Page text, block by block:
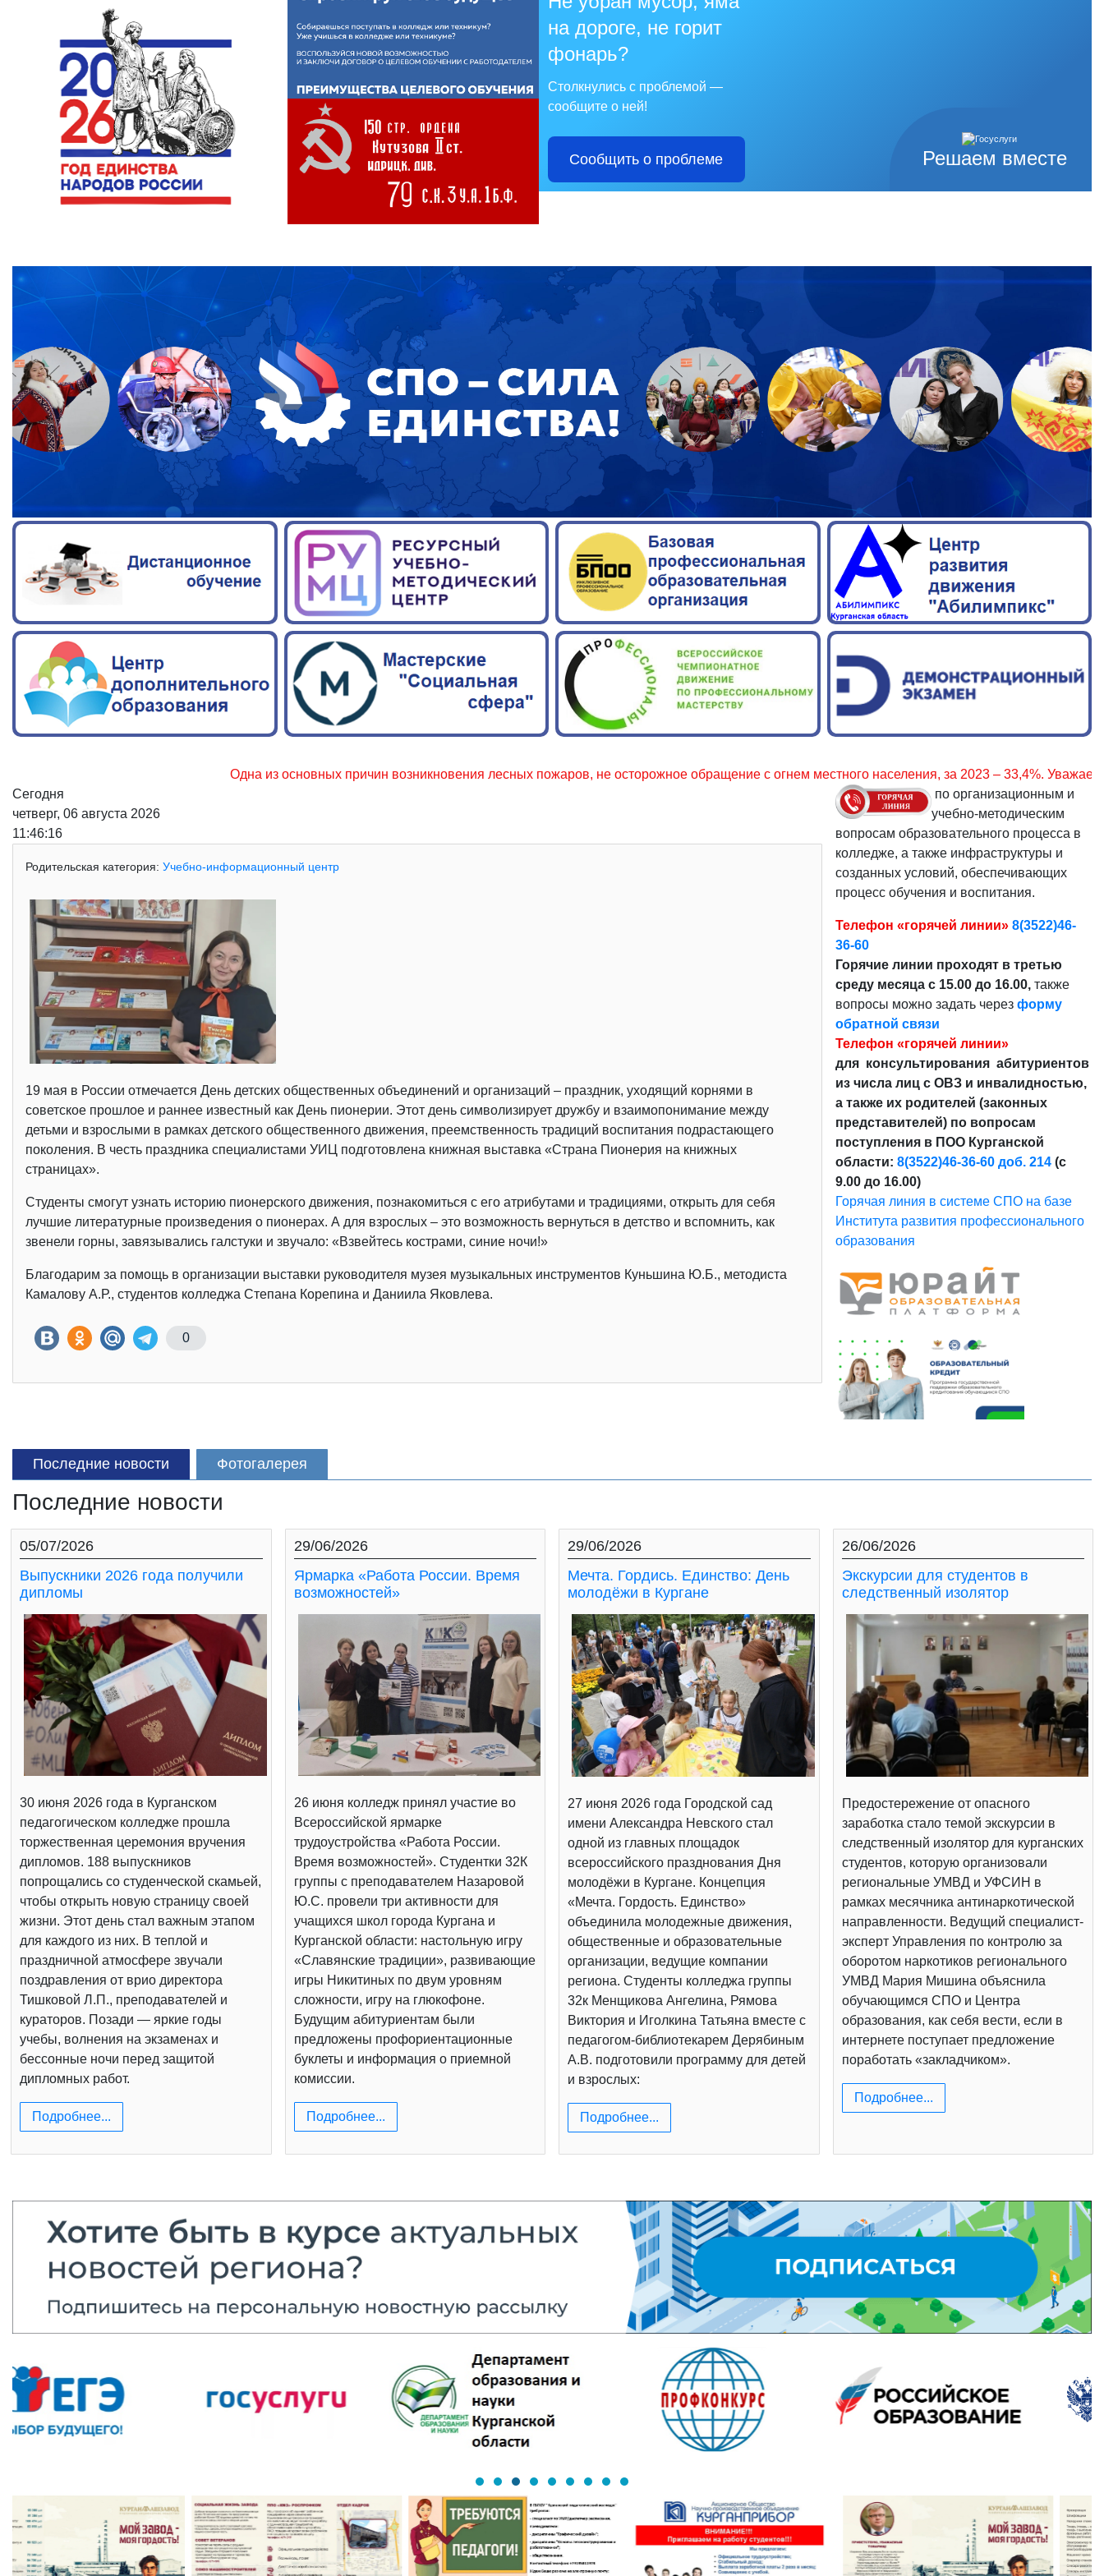
Решаем вместе
на дороге, не горит
фонарь?
Столкнулись с проблемой —
сообщите о ней!
Сообщить о проблеме
Одна из основных причин возникновения лесных пожаров, не осторожное обращение с огнем местного населения, за 2023 – 33,4%. Уважаемые граждане,
Сегодня
четверг, 06 августа 2026
11:46:17
Родительская категория: Учебно-информационный центр
19 мая в России отмечается День детских общественных объединений и организаций – праздник, уходящий корнями в
советское прошлое и раннее известный как День пионерии. Этот день символизирует дружбу и взаимопонимание между
детьми и взрослыми в рамках детского общественного движения, преемственность традиций воспитания подрастающего
поколения. В честь праздника специалистами УИЦ подготовлена книжная выставка «Страна Пионерия на книжных
страницах».
Студенты смогут узнать историю пионерского движения, познакомиться с его атрибутами и традициями, открыть для себя
лучшие литературные произведения о пионерах. А для взрослых – это возможность вернуться в детство и вспомнить, как
звенели горны, завязывались галстуки и звучало: «Взвейтесь кострами, синие ночи!»
Благодарим за помощь в организации выставки руководителя музея музыкальных инструментов Куньшина Ю.Б., методиста
Камалову А.Р., студентов колледжа Степана Корепина и Даниила Яковлева.
0
по организационным и
учебно-методическим
вопросам образовательного процесса в
колледже, а также инфраструктуры и
созданных условий, обеспечивающих
процесс обучения и воспитания.
Телефон «горячей линии» 8(3522)46-
36-60
Горячие линии проходят в третью
среду месяца с 15.00 до 16.00, также
вопросы можно задать через форму
обратной связи
Телефон «горячей линии»
для консультирования абитуриентов
из числа лиц с ОВЗ и инвалидностью,
а также их родителей (законных
представителей) по вопросам
поступления в ПОО Курганской
области: 8(3522)46-36-60 доб. 214(с
9.00 до 16.00)
Горячая линия в системе СПО на базе
Института развития профессионального
образования
Последние новости Фотогалерея
Последние новости
05/07/2026
Выпускники 2026 года получили
дипломы
30 июня 2026 года в Курганском
педагогическом колледже прошла
торжественная церемония вручения
дипломов. 188 выпускников
попрощались со студенческой скамьей,
чтобы открыть новую страницу своей
жизни. Этот день стал важным этапом
для каждого из них. В теплой и
праздничной атмосфере звучали
поздравления от врио директора
Тишковой Л.П., преподавателей и
кураторов. Позади — яркие годы
учебы, волнения на экзаменах и
бессонные ночи перед защитой
дипломных работ.
Подробнее...
29/06/2026
Ярмарка «Работа России. Время
возможностей»
26 июня колледж принял участие во
Всероссийской ярмарке
трудоустройства «Работа России.
Время возможностей». Студентки 32К
группы с преподавателем Назаровой
Ю.С. провели три активности для
учащихся школ города Кургана и
Курганской области: настольную игру
«Славянские традиции», развивающие
игры Никитиных по двум уровням
сложности, игру на глюкофоне.
Будущим абитуриентам были
предложены профориентационные
буклеты и информация о приемной
комиссии.
Подробнее...
29/06/2026
Мечта. Гордись. Единство: День
молодёжи в Кургане
27 июня 2026 года Городской сад
имени Александра Невского стал
одной из главных площадок
всероссийского празднования Дня
молодёжи в Кургане. Концепция
«Мечта. Гордость. Единство»
объединила молодежные движения,
общественные и образовательные
организации, ведущие компании
региона. Студенты колледжа группы
32к Менщикова Ангелина, Рямова
Виктория и Иголкина Татьяна вместе с
педагогом-библиотекарем Дерябиным
А.В. подготовили программу для детей
и взрослых:
Подробнее...
26/06/2026
Экскурсии для студентов в
следственный изолятор
Предостережение от опасного
заработка стало темой экскурсии в
следственный изолятор для курганских
студентов, которую организовали
региональные УМВД и УФСИН в
рамках месячника антинаркотической
направленности. Ведущий специалист-
эксперт Управления по контролю за
оборотом наркотиков регионального
УМВД Мария Мишина объяснила
обучающимся СПО и Центра
образования, как себя вести, если в
интернете поступает предложение
поработать «закладчиком».
Подробнее...